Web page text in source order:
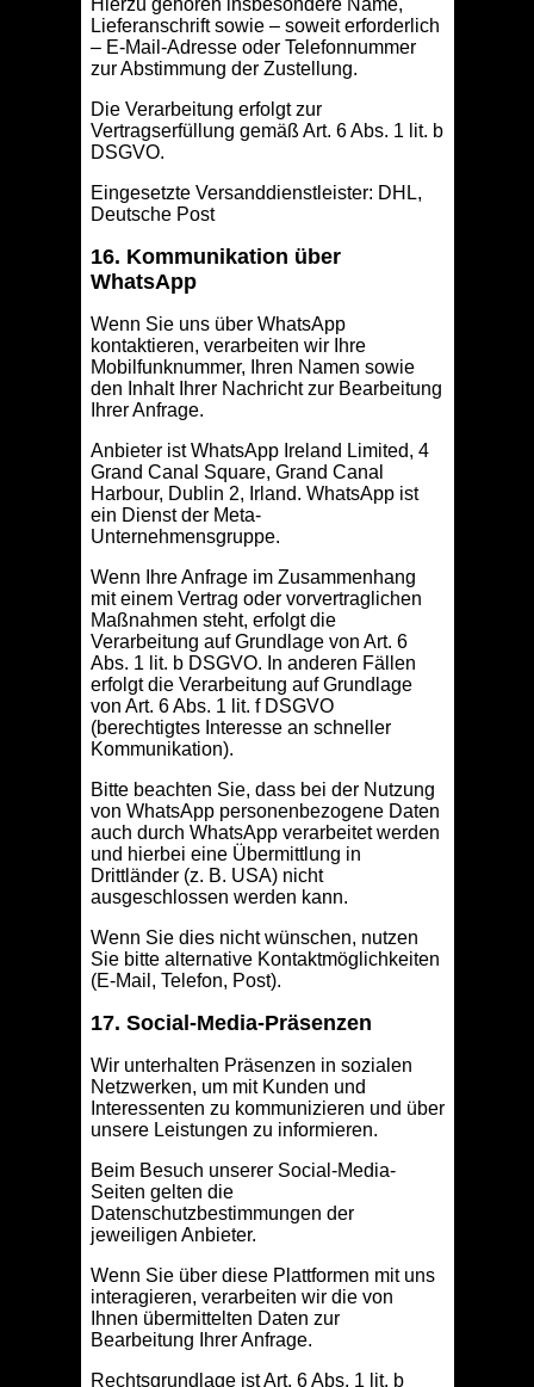
Hierzu gehören insbesondere Name,
Lieferanschrift sowie – soweit erforderlich
– E-Mail-Adresse oder Telefonnummer
zur Abstimmung der Zustellung.
Die Verarbeitung erfolgt zur
Vertragserfüllung gemäß Art. 6 Abs. 1 lit. b
DSGVO.
Eingesetzte Versanddienstleister: DHL,
Deutsche Post
16. Kommunikation über
WhatsApp
Wenn Sie uns über WhatsApp
kontaktieren, verarbeiten wir Ihre
Mobilfunknummer, Ihren Namen sowie
den Inhalt Ihrer Nachricht zur Bearbeitung
Ihrer Anfrage.
Anbieter ist WhatsApp Ireland Limited, 4
Grand Canal Square, Grand Canal
Harbour, Dublin 2, Irland. WhatsApp ist
ein Dienst der Meta-
Unternehmensgruppe.
Wenn Ihre Anfrage im Zusammenhang
mit einem Vertrag oder vorvertraglichen
Maßnahmen steht, erfolgt die
Verarbeitung auf Grundlage von Art. 6
Abs. 1 lit. b DSGVO. In anderen Fällen
erfolgt die Verarbeitung auf Grundlage
von Art. 6 Abs. 1 lit. f DSGVO
(berechtigtes Interesse an schneller
Kommunikation).
Bitte beachten Sie, dass bei der Nutzung
von WhatsApp personenbezogene Daten
auch durch WhatsApp verarbeitet werden
und hierbei eine Übermittlung in
Drittländer (z. B. USA) nicht
ausgeschlossen werden kann.
Wenn Sie dies nicht wünschen, nutzen
Sie bitte alternative Kontaktmöglichkeiten
(E-Mail, Telefon, Post).
17. Social-Media-Präsenzen
Wir unterhalten Präsenzen in sozialen
Netzwerken, um mit Kunden und
Interessenten zu kommunizieren und über
unsere Leistungen zu informieren.
Beim Besuch unserer Social-Media-
Seiten gelten die
Datenschutzbestimmungen der
jeweiligen Anbieter.
Wenn Sie über diese Plattformen mit uns
interagieren, verarbeiten wir die von
Ihnen übermittelten Daten zur
Bearbeitung Ihrer Anfrage.
Rechtsgrundlage ist Art. 6 Abs. 1 lit. b